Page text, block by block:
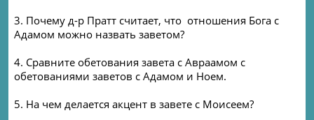
3. Почему д-р Пратт считает, что отношения Бога с
Адамом можно назвать заветом?
4. Сравните обетования завета с Авраамом с
обетованиями заветов с Адамом и Ноем.
5. На чем делается акцент в завете с Моисеем?